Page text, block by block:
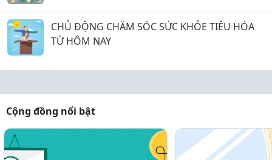
CHỦ ĐỘNG CHĂM SÓC SỨC KHỎE TIÊU HÓA
TỪ HÔM NAY
Cộng đồng nổi bật